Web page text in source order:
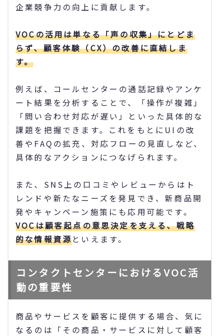
企業競争力の向上に貢献します。
VOCの活用は単なる「声の収集」にとどま
らず、顧客体験（CX）の改善に直結しま
す。
例えば、コールセンターの通話記録やアンケ
ート結果を分析することで、「操作が複雑」
「問い合わせ対応が遅い」といった具体的な
課題を把握できます。これをもとにUIの改
善やFAQの拡充、対応フローの見直しなど、
具体的なアクションにつなげられます。
また、SNS上の口コミやレビューからはト
レンドや新たなニーズを発見でき、新商品開
発やキャンペーン施策にも応用可能です。
VOCは顧客起点の意思決定を支える、戦略
的な情報資源といえます。
コンタクトセンターにおけるVOC活
動の重要性
商品やサービスを顧客に提供する場合、気に
なるのは「その商品・サービスに対して顧客